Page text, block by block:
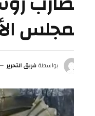
بواسطة فريق التحرير الجمعة 26 يناير 5:48 م